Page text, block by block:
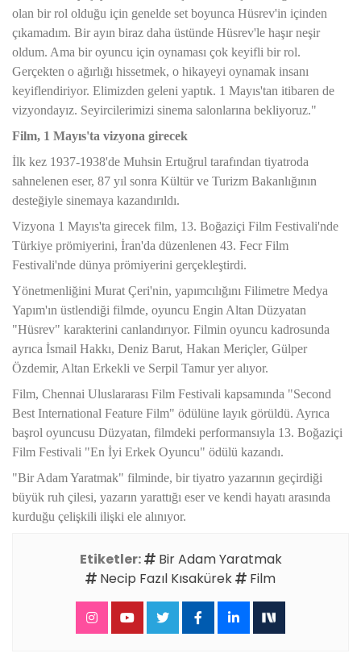
olan bir rol olduğu için genelde set boyunca Hüsrev'in içinden
çıkamadım. Bir ayın biraz daha üstünde Hüsrev'le haşır neşir
oldum. Ama bir oyuncu için oynaması çok keyifli bir rol.
Gerçekten o ağırlığı hissetmek, o hikayeyi oynamak insanı
keyiflendiriyor. Elimizden geleni yaptık. 1 Mayıs'tan itibaren de
vizyondayız. Seyircilerimizi sinema salonlarına bekliyoruz."
Film, 1 Mayıs'ta vizyona girecek
İlk kez 1937-1938'de Muhsin Ertuğrul tarafından tiyatroda
sahnelenen eser, 87 yıl sonra Kültür ve Turizm Bakanlığının
desteğiyle sinemaya kazandırıldı.
Vizyona 1 Mayıs'ta girecek film, 13. Boğaziçi Film Festivali'nde
Türkiye prömiyerini, İran'da düzenlenen 43. Fecr Film
Festivali'nde dünya prömiyerini gerçekleştirdi.
Yönetmenliğini Murat Çeri'nin, yapımcılığını Filimetre Medya
Yapım'ın üstlendiği filmde, oyuncu Engin Altan Düzyatan
"Hüsrev" karakterini canlandırıyor. Filmin oyuncu kadrosunda
ayrıca İsmail Hakkı, Deniz Barut, Hakan Meriçler, Gülper
Özdemir, Altan Erkekli ve Serpil Tamur yer alıyor.
Film, Chennai Uluslararası Film Festivali kapsamında "Second
Best International Feature Film" ödülüne layık görüldü. Ayrıca
başrol oyuncusu Düzyatan, filmdeki performansıyla 13. Boğaziçi
Film Festivali "En İyi Erkek Oyuncu" ödülü kazandı.
"Bir Adam Yaratmak" filminde, bir tiyatro yazarının geçirdiği
büyük ruh çilesi, yazarın yarattığı eser ve kendi hayatı arasında
kurduğu çelişkili ilişki ele alınıyor.
Etiketler:
Bir Adam Yaratmak
Necip Fazıl Kısakürek
Film